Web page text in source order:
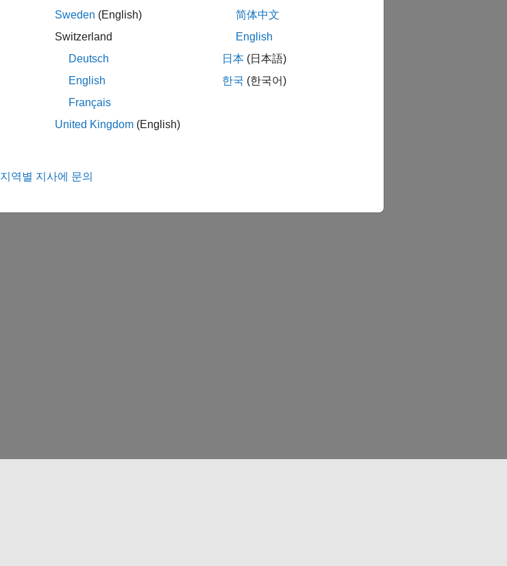
Sweden (English)
Switzerland
Deutsch
English
Français
United Kingdom (English)
简体中文
English
日本 (日本語)
한국 (한국어)
지역별 지사에 문의